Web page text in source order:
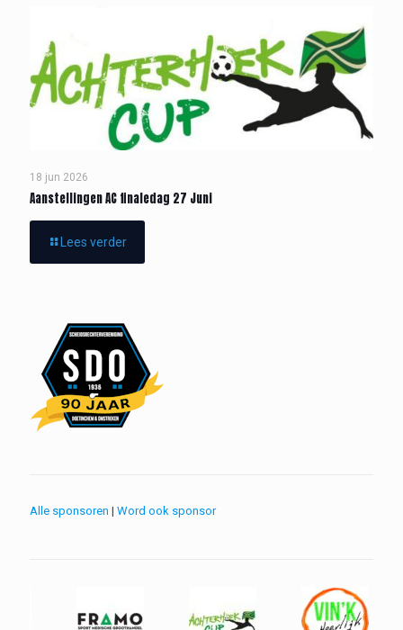
18 jun 2026
Aanstellingen AC finaledag 27 Juni
Lees verder
Alle sponsoren | Word ook sponsor